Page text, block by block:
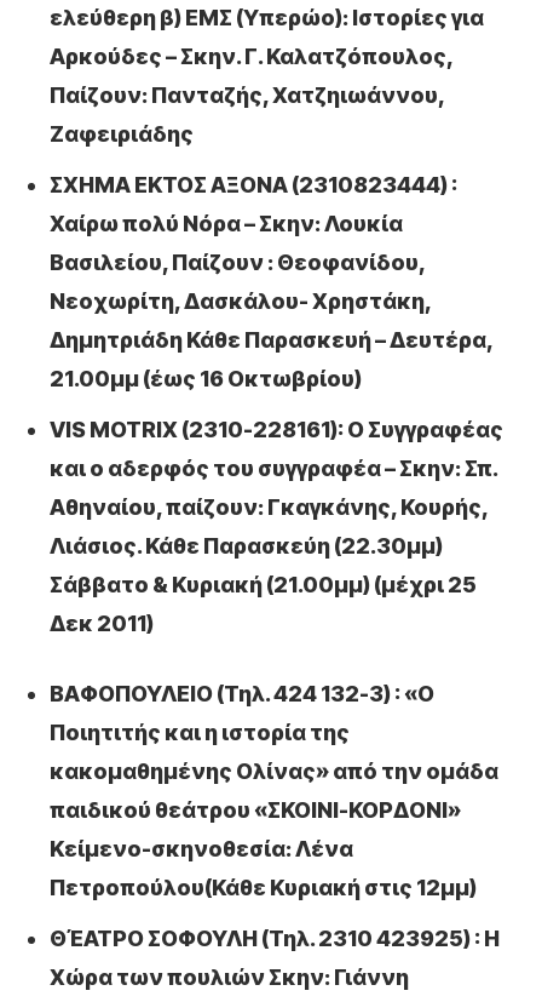
ελεύθερη β) ΕΜΣ (Υπερώο): Ιστορίες για
Αρκούδες – Σκην. Γ. Καλατζόπουλος,
Παίζουν: Πανταζής, Χατζηιωάννου,
Ζαφειριάδης
ΣΧΗΜΑ ΕΚΤΟΣ ΑΞΟΝΑ (2310823444) :
Χαίρω πολύ Νόρα – Σκην: Λουκία
Βασιλείου, Παίζουν : Θεοφανίδου,
Νεοχωρίτη, Δασκάλου- Χρηστάκη,
Δημητριάδη Κάθε Παρασκευή – Δευτέρα,
21.00μμ (έως 16 Οκτωβρίου)
VIS MOTRIX (2310-228161): Ο Συγγραφέας
και ο αδερφός του συγγραφέα – Σκην: Σπ.
Αθηναίου, παίζουν: Γκαγκάνης, Κουρής,
Λιάσιος. Κάθε Παρασκεύη (22.30μμ)
Σάββατο & Κυριακή (21.00μμ) (μέχρι 25
Δεκ 2011)
ΒΑΦΟΠΟΥΛΕΙΟ (Τηλ. 424 132-3) : «Ο
Ποιητιτής και η ιστορία της
κακομαθημένης Ολίνας» από την ομάδα
παιδικού θεάτρου «ΣΚΟΙΝΙ-ΚΟΡΔΟΝΙ»
Κείμενο-σκηνοθεσία: Λένα
Πετροπούλου(Κάθε Κυριακή στις 12μμ)
ΘΈΑΤΡΟ ΣΟΦΟΥΛΗ (Τηλ. 2310 423925) : Η
Χώρα των πουλιών Σκην: Γιάννη